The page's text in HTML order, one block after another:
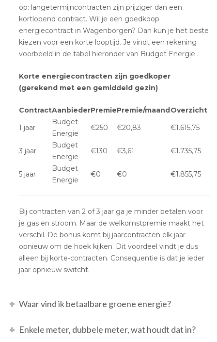
op: langetermijncontracten zijn prijziger dan een
kortlopend contract. Wil je een goedkoop
energiecontract in Wagenborgen? Dan kun je het beste
kiezen voor een korte looptijd. Je vindt een rekening
voorbeeld in de tabel hieronder van Budget Energie .
Korte energiecontracten zijn goedkoper
(gerekend met een gemiddeld gezin)
ContractAanbiederPremiePremie/maandOverzicht
1 jaar
Budget
Energie
€250 €20,83 €1.615,75
3 jaar
Budget
Energie
€130 €3,61 €1.735,75
5 jaar
Budget
Energie
€0 €0 €1.855,75
Bij contracten van 2 of 3 jaar ga je minder betalen voor
je gas en stroom. Maar de welkomstpremie maakt het
verschil. De bonus komt bij jaarcontracten elk jaar
opnieuw om de hoek kijken. Dit voordeel vindt je dus
alleen bij korte-contracten. Consequentie is dat je ieder
jaar opnieuw switcht.
Waar vind ik betaalbare groene energie?
Enkele meter, dubbele meter, wat houdt dat in?